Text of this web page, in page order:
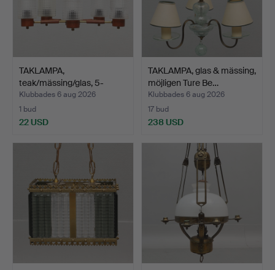
TAKLAMPA,
teak/mässing/glas, 5-
armad, 1960…
Klubbades 6 aug 2026
1 bud
22 USD
TAKLAMPA, glas & mässing,
möjligen Ture Be…
Klubbades 6 aug 2026
17 bud
238 USD